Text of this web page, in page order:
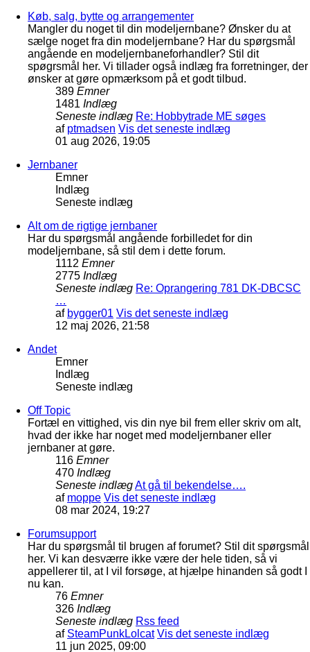
Køb, salg, bytte og arrangementer
Mangler du noget til din modeljernbane? Ønsker du at
sælge noget fra din modeljernbane? Har du spørgsmål
angående en modeljernbaneforhandler? Stil dit
spøgrsmål her. Vi tillader også indlæg fra forretninger, der
ønsker at gøre opmærksom på et godt tilbud.
389 Emner
1481 Indlæg
Seneste indlæg Re: Hobbytrade ME søges
af ptmadsen Vis det seneste indlæg
01 aug 2026, 19:05
Jernbaner
Emner
Indlæg
Seneste indlæg
Alt om de rigtige jernbaner
Har du spørgsmål angående forbilledet for din
modeljernbane, så stil dem i dette forum.
1112 Emner
2775 Indlæg
Seneste indlæg Re: Oprangering 781 DK-DBCSC
…
af bygger01 Vis det seneste indlæg
12 maj 2026, 21:58
Andet
Emner
Indlæg
Seneste indlæg
Off Topic
Fortæl en vittighed, vis din nye bil frem eller skriv om alt,
hvad der ikke har noget med modeljernbaner eller
jernbaner at gøre.
116 Emner
470 Indlæg
Seneste indlægAt gå til bekendelse….
af moppe Vis det seneste indlæg
08 mar 2024, 19:27
Forumsupport
Har du spørgsmål til brugen af forumet? Stil dit spørgsmål
her. Vi kan desværre ikke være der hele tiden, så vi
appellerer til, at I vil forsøge, at hjælpe hinanden så godt I
nu kan.
76 Emner
326 Indlæg
Seneste indlæg Rss feed
af SteamPunkLolcat Vis det seneste indlæg
11 jun 2025, 09:00